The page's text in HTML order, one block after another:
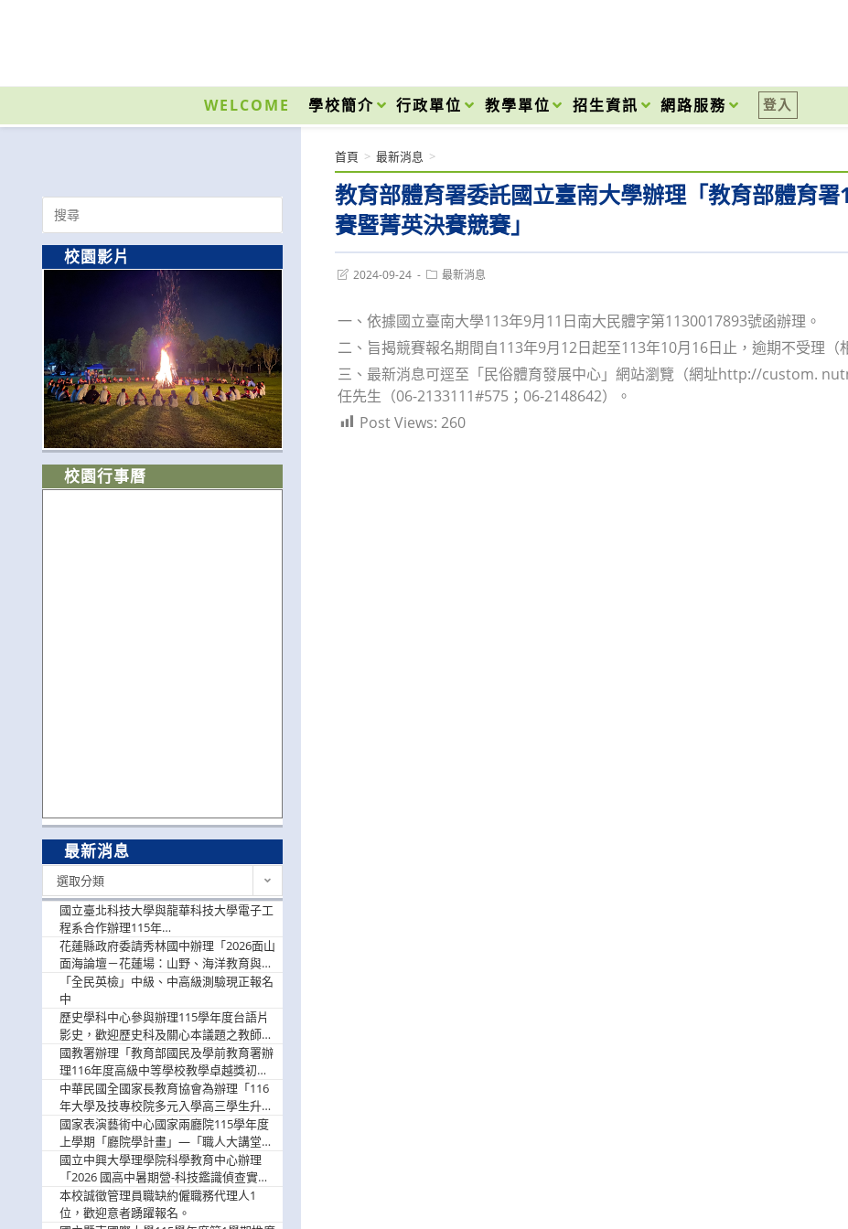
內
WELCOME 學校簡介 行政單位 教學單位 招生資訊 網路服務 登入
教育部體育署委託國立臺南大學辦理「教育部體育
賽暨菁英決賽競賽」
首頁 > 最新消息 >
Post2024-09-24
Post最新消息
一、依據國立臺南大學113年9月11日南大民體字第1130017893號函辦理。
二、旨揭競賽報名期間自113年9月12日起至113年10月16日止，逾期不受理（
三、最新消息可逕至「民俗體育發展中心」網站瀏覽（網址http://custom.
任先生（06-2133111#575；06-2148642）。
Post Views: 260
Search
for:
校園影片
校園行事曆
最新消息
選取分類
國立臺北科技大學與龍華科技大學電子工
程系合作辦理115年
「115.08.10~08.12「AI賦能應用於智慧半
導體研習營」，歡迎學生踴躍報名參加
花蓮縣政府委請秀林國中辦理「2026面山
面海論壇－花蓮場：山野、海洋教育與戶
外安全實務課程」，歡迎踴躍報名參加
「全民英檢」中級、中高級測驗現正報名
中
歷史學科中心參與辦理115學年度台語片
影史，歡迎歷史科及關心本議題之教師踴
躍報名參加
國教署辦理「教育部國民及學前教育署辦
理116年度高級中等學校教學卓越獎初選
實施計畫」，鼓勵教師踴躍報名
中華民國全國家長教育協會為辦理「116
年大學及技專校院多元入學高三學生升學
輔導家長說明會」
國家表演藝術中心國家兩廳院115學年度
上學期「廳院學計畫」—「職人大講堂」
及「一日體驗課程」，鼓勵踴躍報名參
與。
國立中興大學理學院科學教育中心辦理
「2026 國高中暑期營-科技鑑識偵查實戰
營」活動資訊，鼓勵學生踴躍報名參加。
本校誠徵管理員職缺約僱職務代理人1
位，歡迎意者踴躍報名。